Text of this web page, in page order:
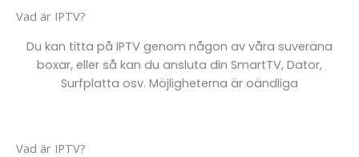
Vad är IPTV?
Du kan titta på IPTV genom någon av våra suveräna
boxar, eller så kan du ansluta din SmartTV, Dator,
Surfplatta osv. Möjligheterna är oändliga
Vad är IPTV?